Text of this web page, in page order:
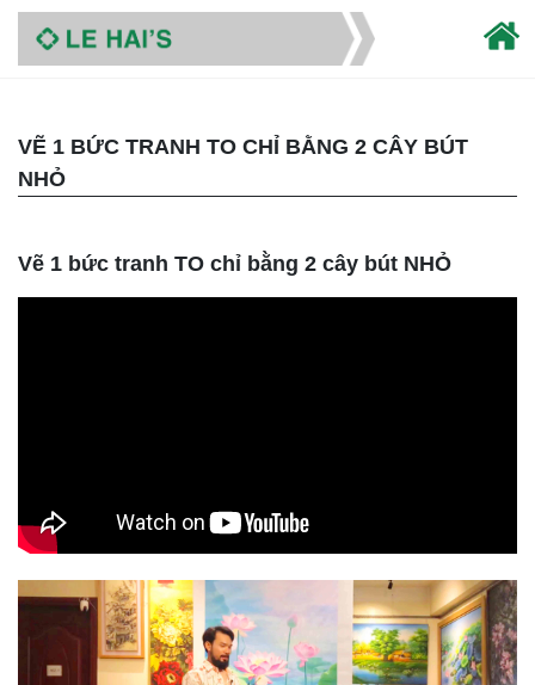
VẼ 1 BỨC TRANH TO CHỈ BẰNG 2 CÂY BÚT
NHỎ
Vẽ 1 bức tranh TO chỉ bằng 2 cây bút NHỎ